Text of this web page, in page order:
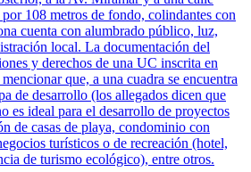
108 metros de fondo, colindantes con
cuenta con alumbrado público, luz,
local. La documentación del
y derechos de una UC inscrita en
que, a una cuadra se encuentra
de desarrollo (los allegados dicen que
es ideal para el desarrollo de proyectos
de casas de playa, condominio con
turísticos o de recreación (hotel,
de turismo ecológico), entre otros.